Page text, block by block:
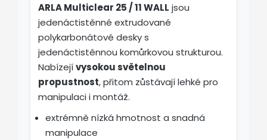
ARLA Multiclear 25 / 11 WALL jsou
jedenáctistěnné extrudované
polykarbonátové desky s
jedenáctistěnnou komůrkovou strukturou.
Nabízejívysokou světelnou
propustnost, přitom zůstávají lehké pro
manipulaci i montáž.
extrémně nízká hmotnost a snadná
manipulace